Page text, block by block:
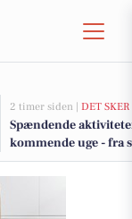
2 timer siden | DET SKER
Spændende
kommende uge - fra
motionsløb